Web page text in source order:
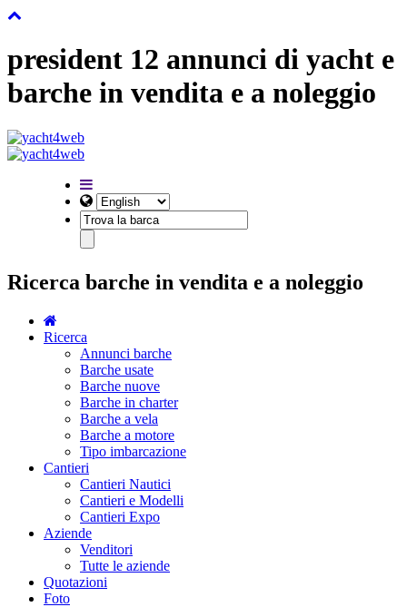
president 12 annunci di yacht e
barche in vendita e a noleggio
Ricerca barche in vendita e a noleggio
Ricerca
Annunci barche
Barche usate
Barche nuove
Barche in charter
Barche a vela
Barche a motore
Tipo imbarcazione
Cantieri
Cantieri Nautici
Cantieri e Modelli
Cantieri Expo
Aziende
Venditori
Tutte le aziende
Quotazioni
Foto